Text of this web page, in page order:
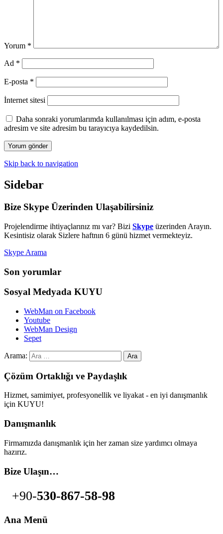
Yorum *
Ad *
E-posta *
İnternet sitesi
Daha sonraki yorumlarımda kullanılması için adım, e-posta
adresim ve site adresim bu tarayıcıya kaydedilsin.
Skip back to navigation
Sidebar
Bize Skype Üzerinden Ulaşabilirsiniz
Projelendirme ihtiyaçlarınız mı var? Bizi Skype üzerinden Arayın.
Kesintisiz olarak Sizlere haftnın 6 günü hizmet vermekteyiz.
Skype Arama
Son yorumlar
Sosyal Medyada KUYU
WebMan on Facebook
Youtube
WebMan Design
Sepet
Arama:
Çözüm Ortaklığı ve Paydaşlık
Hizmet, samimiyet, profesyonellik ve liyakat - en iyi danışmanlık
için KUYU!
Danışmanlık
Firmamızda danışmanlık için her zaman size yardımcı olmaya
hazırız.
Bize Ulaşın…
+90-530-867-58-98
Ana Menü